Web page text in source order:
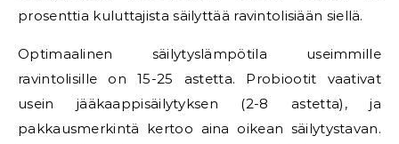
prosenttia kuluttajista säilyttää ravintolisiään siellä.
Optimaalinen säilytyslämpötila useimmille
ravintolisille on 15-25 astetta. Probiootit vaativat
usein jääkaappisäilytyksen (2-8 astetta), ja
pakkausmerkintä kertoo aina oikean säilytystavan.